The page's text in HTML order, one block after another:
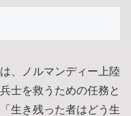
、ノルマンディー上陸
士を救うための任務と
生き残った者はどう生